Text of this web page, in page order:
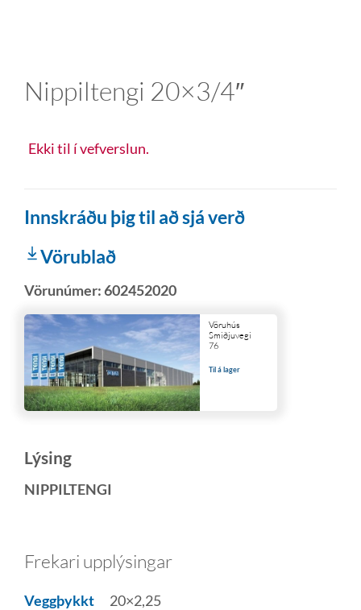
Nippiltengi 20×3/4″
Ekki til í vefverslun.
Innskráðu þig til að sjá verð
Vörublað
Vörunúmer:602452020
Vöruhús
Smiðjuvegi
76
Til á lager
Lýsing
NIPPILTENGI
Frekari upplýsingar
Veggþykkt
20×2,25